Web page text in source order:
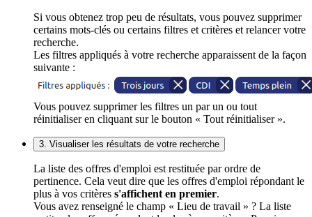
Si vous obtenez trop peu de résultats, vous pouvez supprimer
certains mots-clés ou certains filtres et critères et relancer votre
recherche.
Les filtres appliqués à votre recherche apparaissent de la façon
suivante :
Vous pouvez supprimer les filtres un par un ou tout
réinitialiser en cliquant sur le bouton « Tout réinitialiser ».
3. Visualiser les résultats de votre recherche
La liste des offres d'emploi est restituée par ordre de
pertinence. Cela veut dire que les offres d'emploi répondant le
plus à vos critères s'affichent en premier.
Vous avez renseigné le champ « Lieu de travail » ? La liste